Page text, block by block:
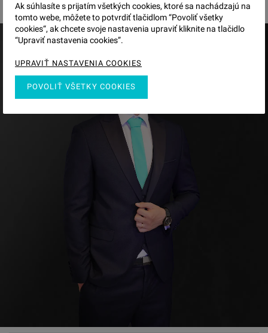
Ak súhlasíte s prijatím všetkých cookies, ktoré sa nachádzajú na
tomto webe, môžete to potvrdiť tlačidlom “Povoliť všetky
cookies“, ak chcete svoje nastavenia upraviť kliknite na tlačidlo
“Upraviť nastavenia cookies”.
UPRAVIŤ NASTAVENIA COOKIES
POVOLIŤ VŠETKY COOKIES